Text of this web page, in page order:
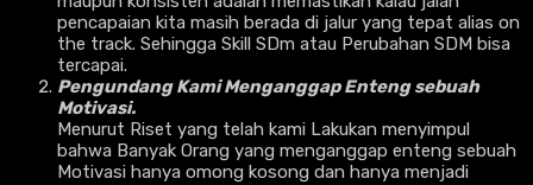
pencapaian kita masih berada di jalur yang tepat alias on
the track. Sehingga Skill SDm atau Perubahan SDM bisa
tercapai.
Pengundang Kami Menganggap Enteng sebuah
Motivasi.
Menurut Riset yang telah kami Lakukan menyimpul
bahwa Banyak Orang yang menganggap enteng sebuah
Motivasi hanya omong kosong dan hanya menjadi